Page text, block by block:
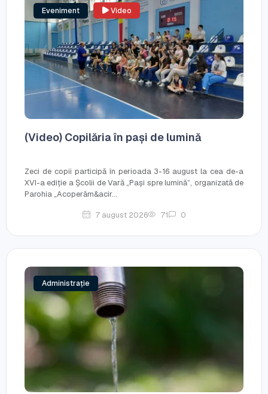
Eveniment Video
(Video) Copilăria în pași de lumină
Zeci de copii participă în perioada 3-16 august la cea de-a
XVI-a ediție a Școlii de Vară „Pași spre lumină”, organizată de
Parohia „Acoperăm&acir...
7 august 2026 71 0
Administrație